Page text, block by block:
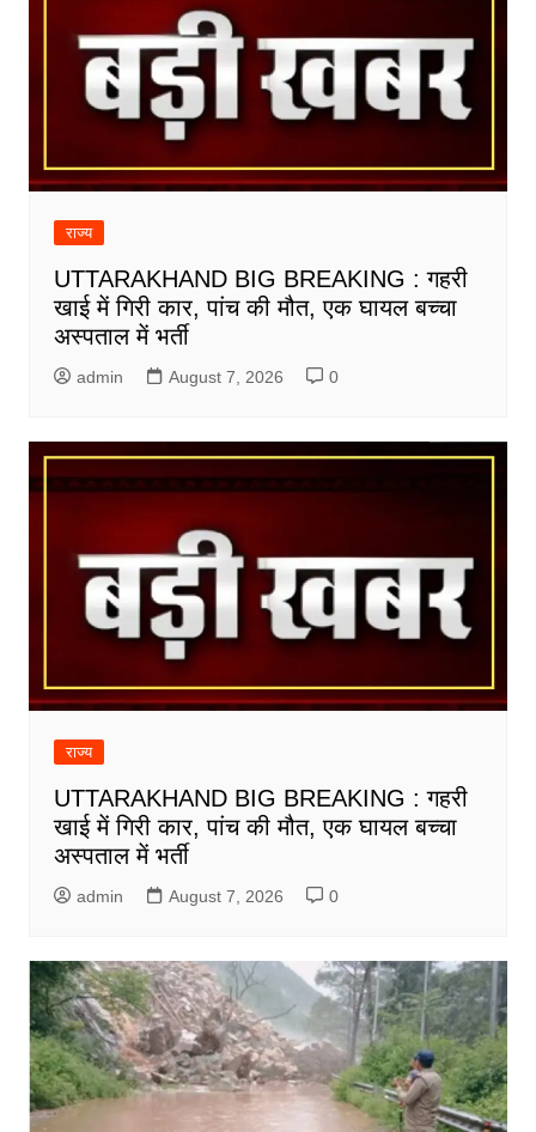
राज्य
UTTARAKHAND BIG BREAKING : गहरी
खाई में गिरी कार, पांच की मौत, एक घायल बच्चा
अस्पताल में भर्ती
admin August 7, 2026 0
राज्य
UTTARAKHAND BIG BREAKING : गहरी
खाई में गिरी कार, पांच की मौत, एक घायल बच्चा
अस्पताल में भर्ती
admin August 7, 2026 0